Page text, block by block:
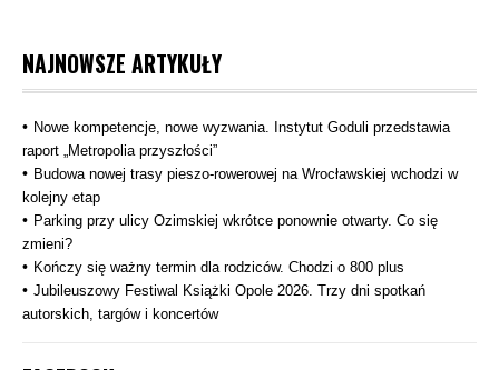
NAJNOWSZE ARTYKUŁY
Nowe kompetencje, nowe wyzwania. Instytut Goduli przedstawia
raport „Metropolia przyszłości”
Budowa nowej trasy pieszo‑rowerowej na Wrocławskiej wchodzi w
kolejny etap
Parking przy ulicy Ozimskiej wkrótce ponownie otwarty. Co się
zmieni?
Kończy się ważny termin dla rodziców. Chodzi o 800 plus
Jubileuszowy Festiwal Książki Opole 2026. Trzy dni spotkań
autorskich, targów i koncertów